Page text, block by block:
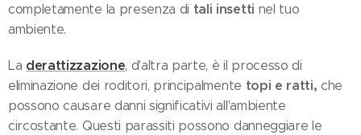
completamente la presenza di tali insetti nel tuo
ambiente.
La derattizzazione, d'altra parte, è il processo di
eliminazione dei roditori, principalmente topi e ratti, che
possono causare danni significativi all'ambiente
circostante. Questi parassiti possono danneggiare le